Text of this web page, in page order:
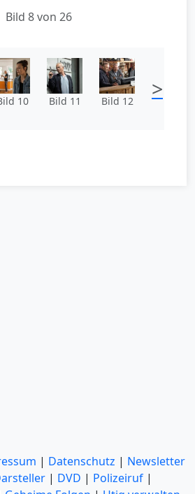
Bild 8 von 26
10 Bild 11 Bild 12 >
| Datenschutz | Newsletter
| DVD | Polizeiruf |